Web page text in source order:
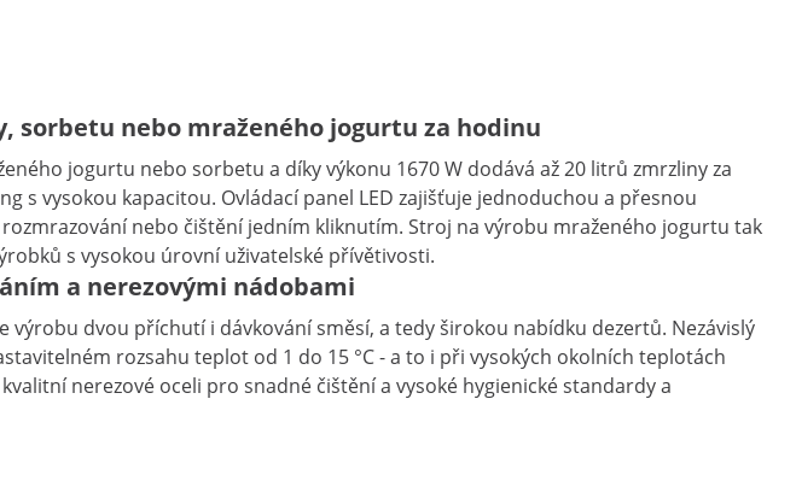
sorbetu nebo mraženého jogurtu za hodinu
jogurtu nebo sorbetu a díky výkonu 1670 W dodává až 20 litrů zmrzliny za
s vysokou kapacitou. Ovládací panel LED zajišťuje jednoduchou a přesnou
nebo čištění jedním kliknutím. Stroj na výrobu mraženého jogurtu tak
s vysokou úrovní uživatelské přívětivosti.
a nerezovými nádobami
dvou příchutí i dávkování směsí, a tedy širokou nabídku dezertů. Nezávislý
rozsahu teplot od 1 do 15 °C - a to i při vysokých okolních teplotách
nerezové oceli pro snadné čištění a vysoké hygienické standardy a